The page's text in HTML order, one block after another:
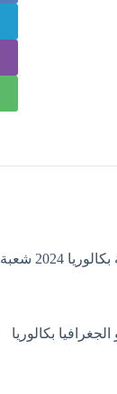
التصحيح النموذجي لموضوع الفلسفة بكالوريا 2024 شعبة
بكالوريا